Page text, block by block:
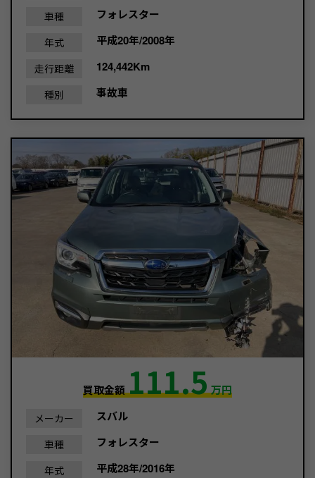
車種 フォレスター
年式 平成20年/2008年
走行距離 124,442Km
種別 事故車
買取金額111.5万円
メーカー スバル
車種 フォレスター
年式 平成28年/2016年